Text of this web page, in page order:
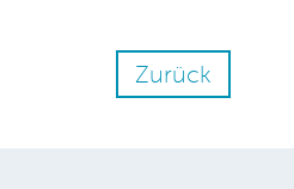
Zurück